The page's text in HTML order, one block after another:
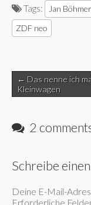
Tags: Jan
ZDF neo
Post
navigation
← Das nenne ich
Kleinwagen
2
Schreibe
Deine E-Mail-
Erforderliche